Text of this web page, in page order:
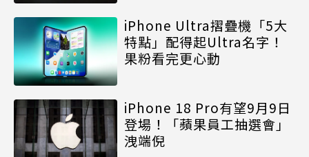
iPhone Ultra摺疊機「5大
特點」配得起Ultra名字！
果粉看完更心動
iPhone 18 Pro有望9月9日
登場！「蘋果員工抽選會」
洩端倪